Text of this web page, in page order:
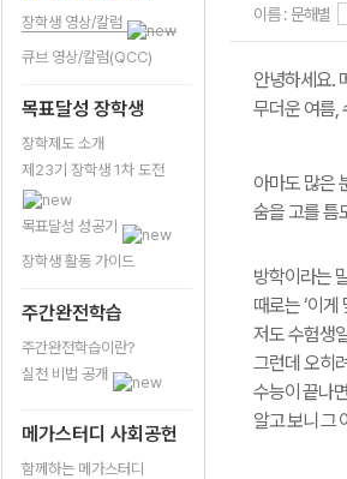
장학생 영상/칼럼
큐브 영상/칼럼(QCC)
목표달성 장학생
장학제도 소개
제23기 장학생 1차 도전
목표달성 성공기
장학생 활동 가이드
주간완전학습
주간완전학습이란?
실천 비법 공개
메가스터디 사회공헌
함께하는 메가스터디
이름 : 문해별
안녕하세요.
무더운 여름,
아마도 많은
숨을 고를 틈
방학이라는
때로는 ‘이게
저도 수험생
그런데 오히
수능이 끝나
알고보니 그